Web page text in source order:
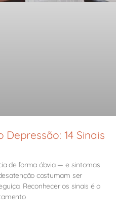
Depressão: 14 Sinais
de forma óbvia — e sintomas
costumam ser
Reconhecer os sinais é o